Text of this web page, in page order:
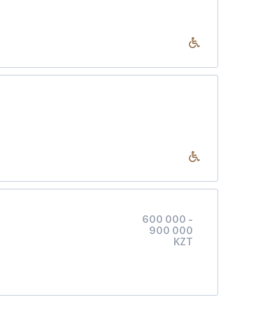
600 000 -
900 000
KZT